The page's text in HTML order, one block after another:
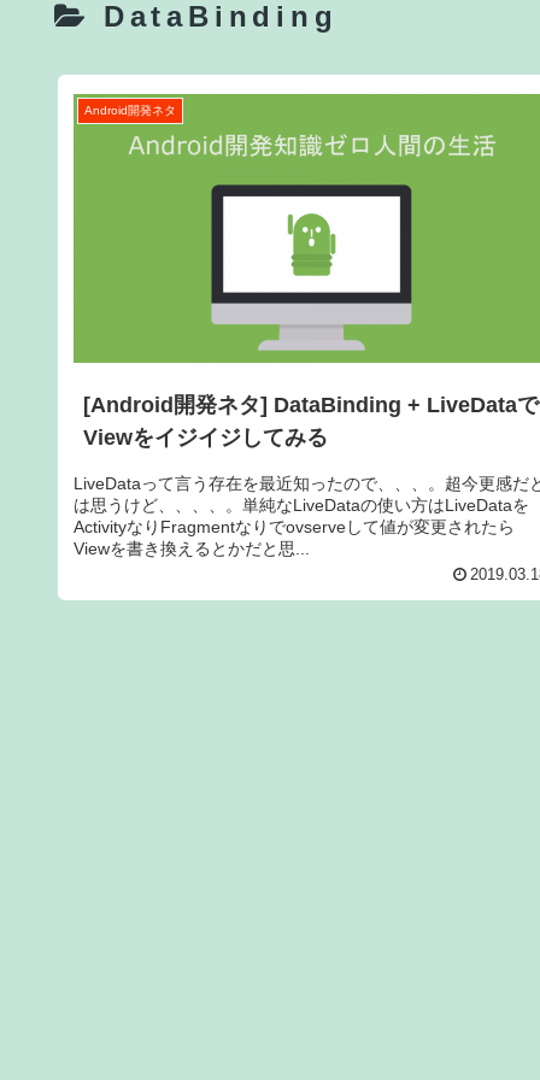
DataBinding
Android開発ネタ
[Android開発ネタ] DataBinding + LiveDataで
Viewをイジイジしてみる
LiveDataって言う存在を最近知ったので、、、。超今更感だ
は思うけど、、、、。単純なLiveDataの使い方はLiveDataを
ActivityなりFragmentなりでovserveして値が変更されたら
Viewを書き換えるとかだと思...